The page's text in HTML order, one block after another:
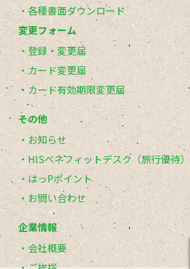
各種書面ダウンロード
変更フォーム
登録・変更届
カード変更届
カード有効期限変更届
その他
お知らせ
HISベネフィットデスク（旅行優待）
はっPポイント
お問い合わせ
企業情報
会社概要